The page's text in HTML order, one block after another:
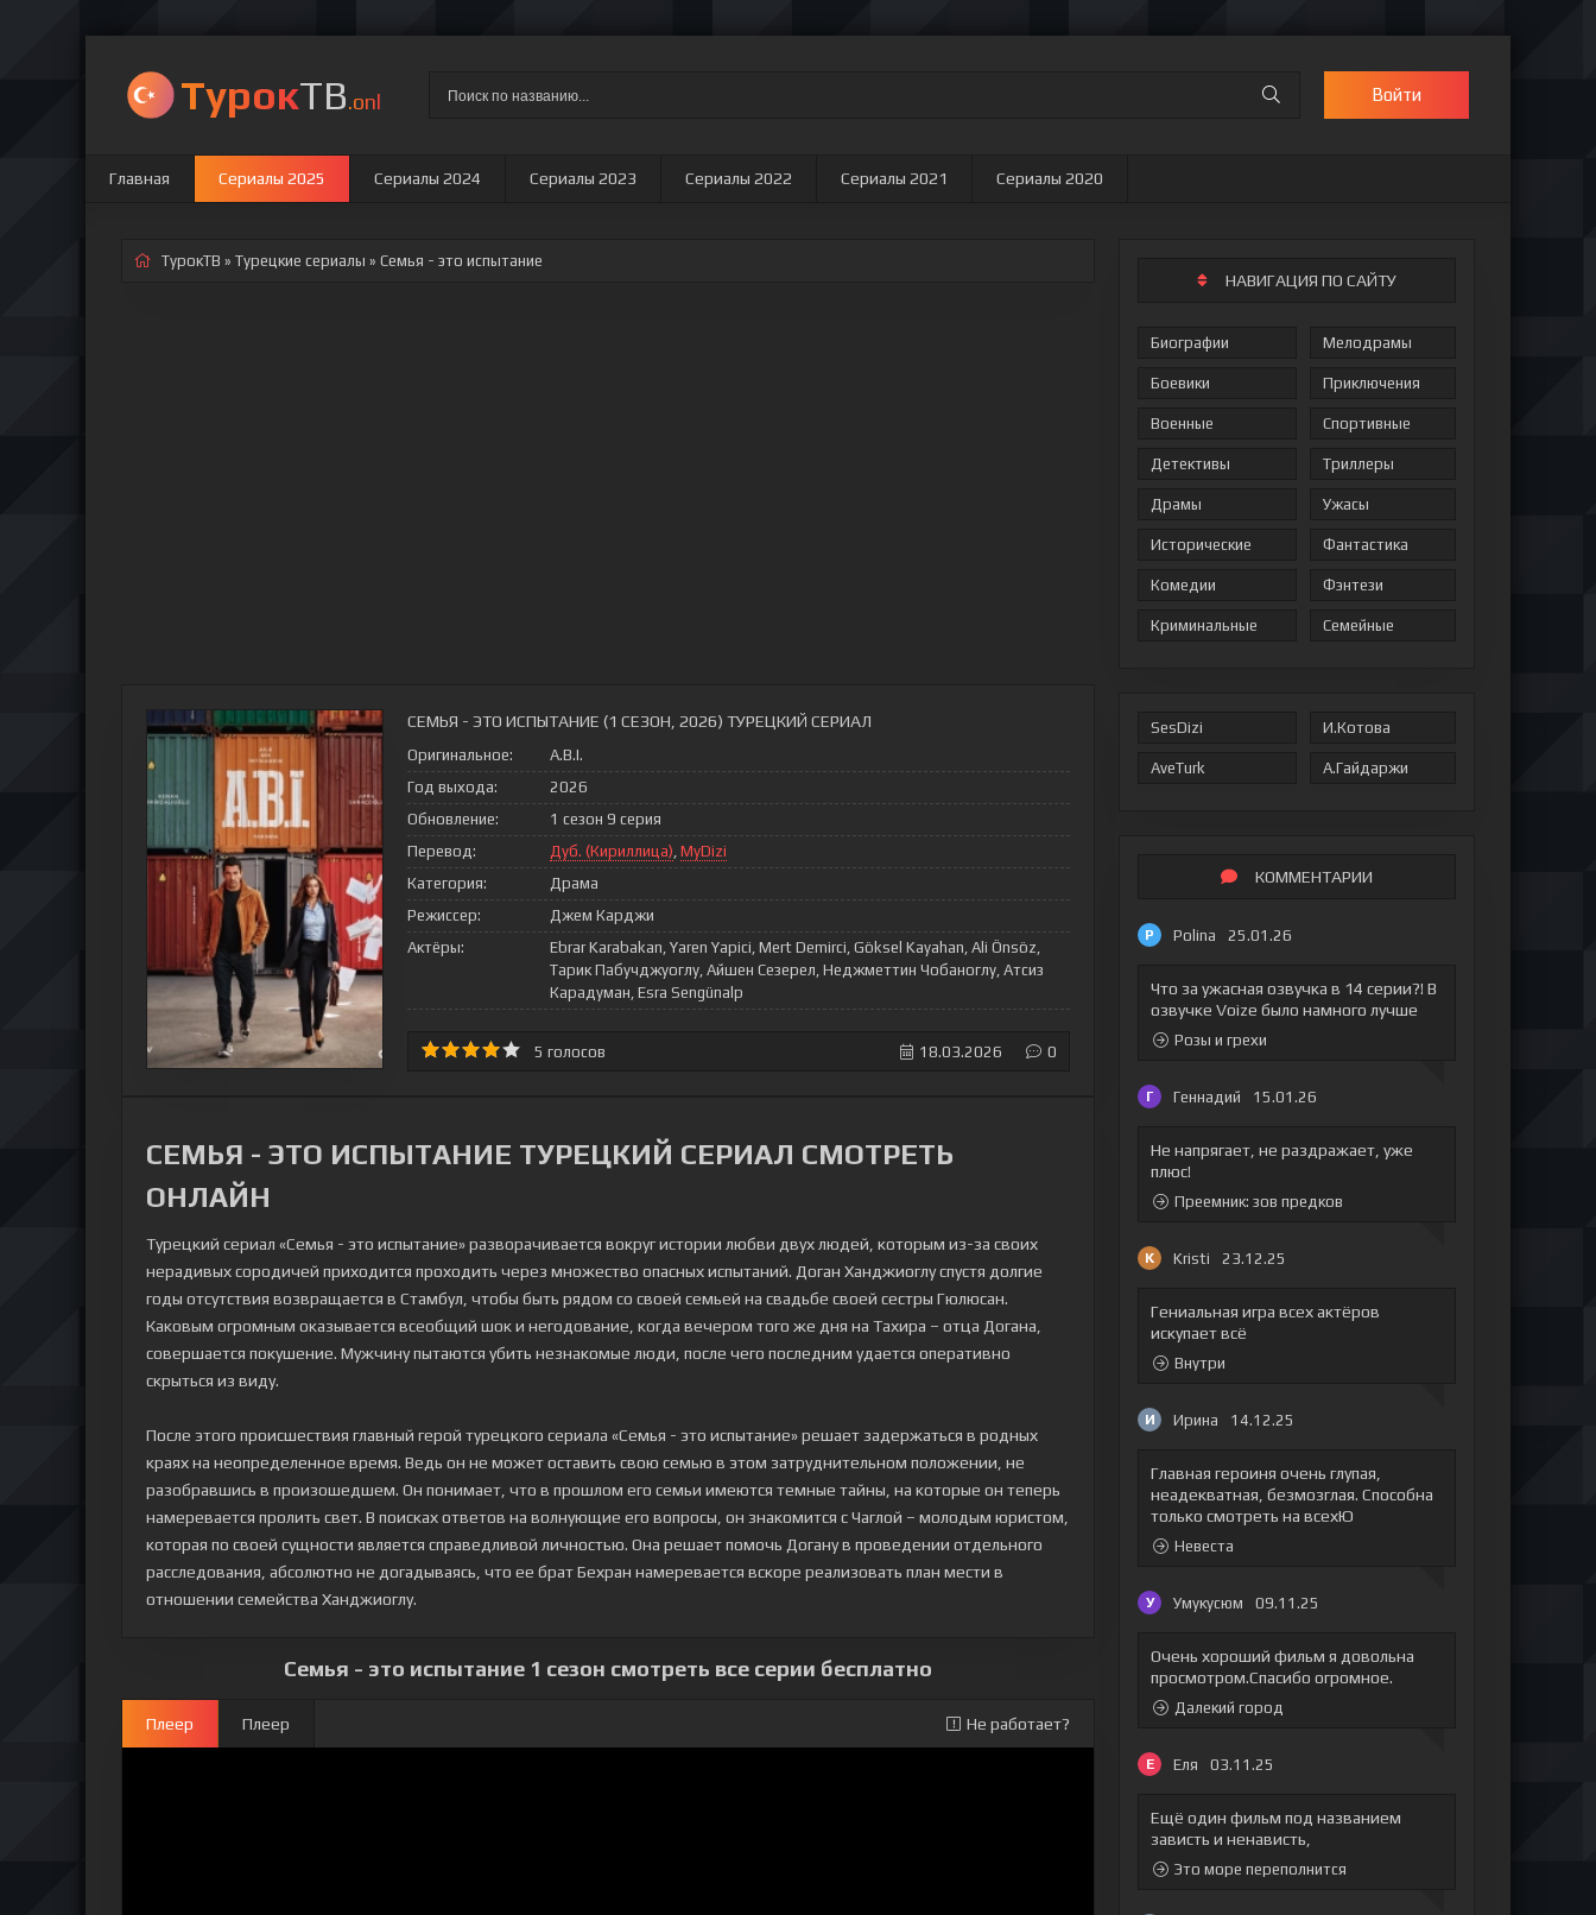
ТурокТВ.onl Войти
Главная Сериалы 2025 Сериалы 2024 Сериалы 2023 Сериалы 2022 Сериалы 2021 Сериалы 2020
НАВИГАЦИЯ ПО САЙТУ
Биографии
Боевики
Военные
Детективы
Драмы
Исторические
Комедии
Криминальные
Мелодрамы
Приключения
Спортивные
Триллеры
Ужасы
Фантастика
Фэнтези
Семейные
SesDizi
AveTurk
И.Котова
А.Гайдаржи
КОММЕНТАРИИ
P Polina 25.01.26
Что за ужасная озвучка в 14 серии?! В
озвучке Voize было намного лучше
Розы и грехи
Г Геннадий 15.01.26
Не напрягает, не раздражает, уже
плюс!
Преемник: зов предков
K Kristi 23.12.25
Гениальная игра всех актёров
искупает всё
Внутри
И Ирина 14.12.25
Главная героиня очень глупая,
неадекватная, безмозглая. Способна
только смотреть на всехЮ
Невеста
У Умукусюм 09.11.25
Очень хороший фильм я довольна
просмотром.Спасибо огромное.
Далекий город
Е Еля 03.11.25
Ещё один фильм под названием
зависть и ненависть,
Это море переполнится
ТурокТВ » Турецкие сериалы » Семья - это испытание
СЕМЬЯ - ЭТО ИСПЫТАНИЕ (1 СЕЗОН, 2026) ТУРЕЦКИЙ СЕРИАЛ
Оригинальное:
A.B.I.
Год выхода:
2026
Обновление:
1 сезон 9 серия
Перевод:
Дуб. (Кириллица), MyDizi
Категория:
Драма
Режиссер:
Джем Карджи
Актёры:
Ebrar Karabakan, Yaren Yapici, Mert Demirci, Göksel Kayahan, Ali Önsöz,
Тарик Пабучджуоглу, Айшен Сезерел, Неджметтин Чобаноглу, Атсиз
Карадуман, Esra Sengünalp
5 голосов 18.03.2026 0
СЕМЬЯ - ЭТО ИСПЫТАНИЕ ТУРЕЦКИЙ СЕРИАЛ СМОТРЕТЬ
ОНЛАЙН
Турецкий сериал «Семья - это испытание» разворачивается вокруг истории любви двух людей, которым из-за своих
нерадивых сородичей приходится проходить через множество опасных испытаний. Доган Ханджиоглу спустя долгие
годы отсутствия возвращается в Стамбул, чтобы быть рядом со своей семьей на свадьбе своей сестры Гюлюсан.
Каковым огромным оказывается всеобщий шок и негодование, когда вечером того же дня на Тахира – отца Догана,
совершается покушение. Мужчину пытаются убить незнакомые люди, после чего последним удается оперативно
скрыться из виду.
После этого происшествия главный герой турецкого сериала «Семья - это испытание» решает задержаться в родных
краях на неопределенное время. Ведь он не может оставить свою семью в этом затруднительном положении, не
разобравшись в произошедшем. Он понимает, что в прошлом его семьи имеются темные тайны, на которые он теперь
намеревается пролить свет. В поисках ответов на волнующие его вопросы, он знакомится с Чаглой – молодым юристом,
которая по своей сущности является справедливой личностью. Она решает помочь Догану в проведении отдельного
расследования, абсолютно не догадываясь, что ее брат Бехран намеревается вскоре реализовать план мести в
отношении семейства Ханджиоглу.
Семья - это испытание 1 сезон смотреть все серии бесплатно
Плеер Плеер Не работает?